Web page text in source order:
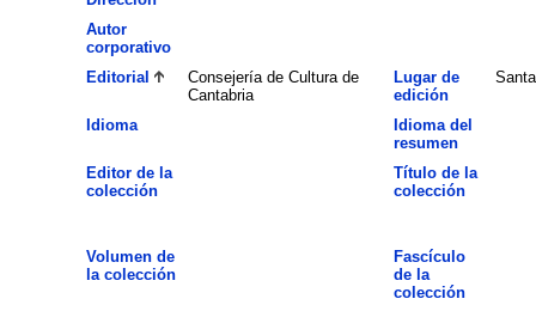
Autor
corporativo
Editorial
Consejería de Cultura de
Cantabria
Lugar de
edición
Idioma
Idioma del
resumen
Editor de la
colección
Título de la
colección
Volumen de
la colección
Fascículo
de la
colección